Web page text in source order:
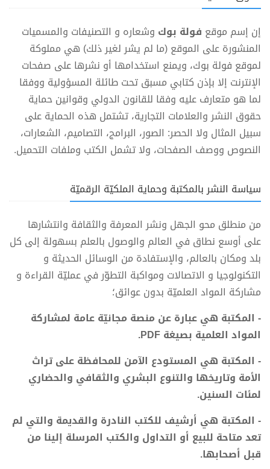
إن إسم موقع فولة بوك وشعاره و التصنيفات والمسميات
المنشورة على الموقع (ما لم يشر لغير ذلك) هي مملوكة
لموقع فولة بوك، ويمنع استخدامها أو نشرها على صفحات
الإنترنت إلا بإذن كتابي مسبق تحت طائلة المسؤولية ووفقا
لما هو متعارف عليه وفقا للقانون الدولي وقوانين حماية
حقوق النشر والعلامات التجارية، تشتمل هذه الحماية على
سبيل المثال ولا الحصر: الصور، البرامج، التصاميم، الشعارات،
النصوص ووصف الصفحات، ولا تشمل الكتب وملفات التحميل.
سياسة النشر بالمكتبة وحماية الملكيّة الرقميّة
من منطلق محو الجهل ونشر المعرفة والثقافة وانتشارها
على أوسع نطاق في العالم والوصول بالعلم بسهولة إلى كل
بلد ومكان بالعالم، والإستفادة من الوسائل الحديثة و
التكنولوجيا و الاتصالات ومواكبة التطوّر في عمليّة القراءة و
مشاركة المواد العلميّة بدون عوائق؛
- المكتبة هي عبارة عن منصة مجانيّة عامة لمشاركة
المواد العلمية بصيغة PDF.
- المكتبة هي المستودع الآمن للمحافظة على تراث
الأمة وتاريخها والتنوع البشري والثقافي والحضاري
لمئات السنين.
- المكتبة هي أرشيف للكتب النادرة والقديمة والتي لم
تعد متاحة للبيع أو التداول والكتب المرسلة إلينا من
قبل أصحابها.